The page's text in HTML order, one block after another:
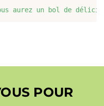
aurez un bol de
POUR